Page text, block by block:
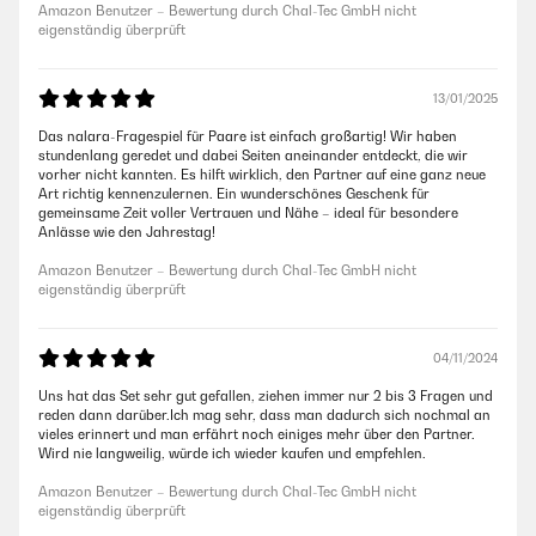
Amazon Benutzer – Bewertung durch Chal-Tec GmbH nicht
eigenständig überprüft
13/01/2025
Das nalara-Fragespiel für Paare ist einfach großartig! Wir haben
stundenlang geredet und dabei Seiten aneinander entdeckt, die wir
vorher nicht kannten. Es hilft wirklich, den Partner auf eine ganz neue
Art richtig kennenzulernen. Ein wunderschönes Geschenk für
gemeinsame Zeit voller Vertrauen und Nähe – ideal für besondere
Anlässe wie den Jahrestag!
Amazon Benutzer – Bewertung durch Chal-Tec GmbH nicht
eigenständig überprüft
04/11/2024
Uns hat das Set sehr gut gefallen, ziehen immer nur 2 bis 3 Fragen und
reden dann darüber.Ich mag sehr, dass man dadurch sich nochmal an
vieles erinnert und man erfährt noch einiges mehr über den Partner.
Wird nie langweilig, würde ich wieder kaufen und empfehlen.
Amazon Benutzer – Bewertung durch Chal-Tec GmbH nicht
eigenständig überprüft